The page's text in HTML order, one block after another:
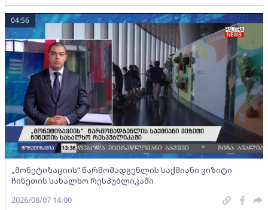
„მონეტიზაციის“ წარმომადგენლის საქმიანი ვიზიტი
ჩინეთის სახალხო რესპუბლიკაში
04:56
2026/08/07 14:00